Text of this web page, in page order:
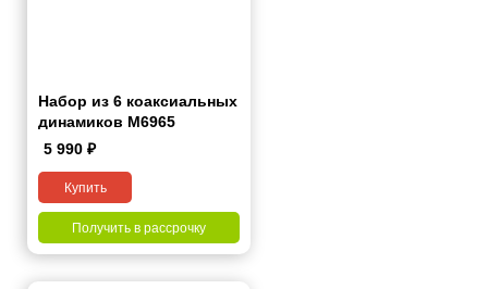
Набор из 6 коаксиальных
динамиков M6965
5 990 ₽
Купить
Получить в рассрочку